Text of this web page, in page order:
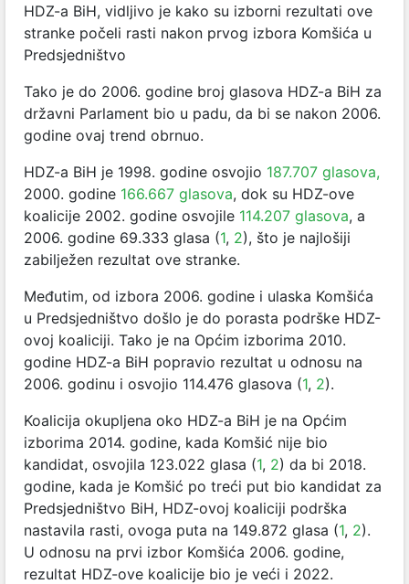
HDZ-a BiH, vidljivo je kako su izborni rezultati ove
stranke počeli rasti nakon prvog izbora Komšića u
Predsjedništvo
Tako je do 2006. godine broj glasova HDZ-a BiH za
državni Parlament bio u padu, da bi se nakon 2006.
godine ovaj trend obrnuo.
HDZ-a BiH je 1998. godine osvojio 187.707 glasova,
2000. godine 166.667 glasova, dok su HDZ-ove
koalicije 2002. godine osvojile 114.207 glasova, a
2006. godine 69.333 glasa (1, 2), što je najlošiji
zabilježen rezultat ove stranke.
Međutim, od izbora 2006. godine i ulaska Komšića
u Predsjedništvo došlo je do porasta podrške HDZ-
ovoj koaliciji. Tako je na Općim izborima 2010.
godine HDZ-a BiH popravio rezultat u odnosu na
2006. godinu i osvojio 114.476 glasova (1, 2).
Koalicija okupljena oko HDZ-a BiH je na Općim
izborima 2014. godine, kada Komšić nije bio
kandidat, osvojila 123.022 glasa (1, 2) da bi 2018.
godine, kada je Komšić po treći put bio kandidat za
Predsjedništvo BiH, HDZ-ovoj koaliciji podrška
nastavila rasti, ovoga puta na 149.872 glasa (1, 2).
U odnosu na prvi izbor Komšića 2006. godine,
rezultat HDZ-ove koalicije bio je veći i 2022.